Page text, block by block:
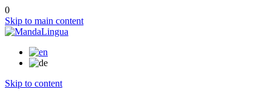
0
Skip to main content
Skip to content